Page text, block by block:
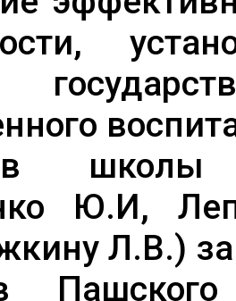
школы
Ю.И,
Л.В.) за